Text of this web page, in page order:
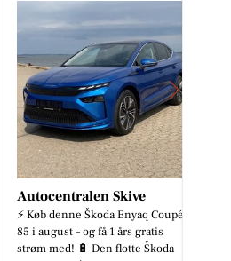
Autocentralen Skive
⚡ Køb denne Škoda Enyaq Coupé
85 i august – og få 1 års gratis
strøm med! 🔋 Den flotte Škoda